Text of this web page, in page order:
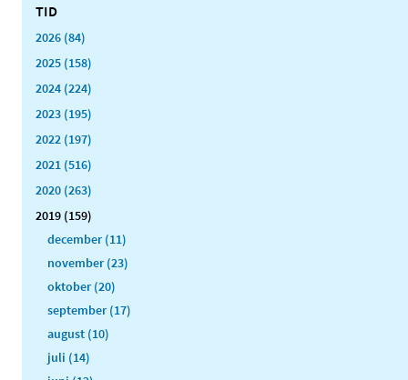
TID
2026 (84)
2025 (158)
2024 (224)
2023 (195)
2022 (197)
2021 (516)
2020 (263)
2019 (159)
december (11)
november (23)
oktober (20)
september (17)
august (10)
juli (14)